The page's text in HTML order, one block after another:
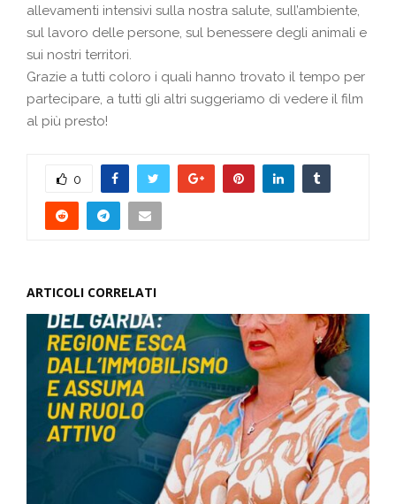
allevamenti intensivi sulla nostra salute, sull’ambiente,
sul lavoro delle persone, sul benessere degli animali e
sui nostri territori.
Grazie a tutti coloro i quali hanno trovato il tempo per
partecipare, a tutti gli altri suggeriamo di vedere il film
al più presto!
0
ARTICOLI CORRELATI